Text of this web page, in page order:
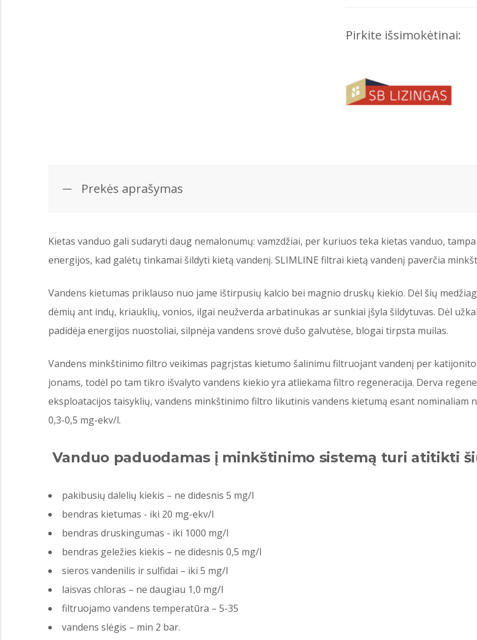
Pirkite išsimokėtinai:
Prekės aprašymas
Kietas vanduo gali sudaryti daug nemalonumų: vamzdžiai, per kuriuos teka kietas vanduo,
energijos, kad galėtų tinkamai šildyti kietą vandenį. SLIMLINE filtrai kietą vandenį paverčia
Vandens kietumas priklauso nuo jame ištirpusių kalcio bei magnio druskų kiekio. Dėl šių
dėmių ant indų, kriauklių, vonios, ilgai neužverda arbatinukas ar sunkiai įšyla šildytuvas. Dėl
padidėja energijos nuostoliai, silpnėja vandens srovė dušo galvutėse, blogai tirpsta muilas.
Vandens minkštinimo filtro veikimas pagrįstas kietumo šalinimu filtruojant vandenį per
jonams, todėl po tam tikro išvalyto vandens kiekio yra atliekama filtro regeneracija. Derva
eksploatacijos taisyklių, vandens minkštinimo filtro likutinis vandens kietumą esant nominaliam
0,3-0,5 mg-ekv/l.
Vanduo paduodamas į minkštinimo sistemą turi atitikti
pakibusių dalelių kiekis – ne didesnis 5 mg/l
bendras kietumas - iki 20 mg-ekv/l
bendras druskingumas - iki 1000 mg/l
bendras geležies kiekis – ne didesnis 0,5 mg/l
sieros vandenilis ir sulfidai – iki 5 mg/l
laisvas chloras – ne daugiau 1,0 mg/l
filtruojamo vandens temperatūra – 5-35
vandens slėgis – min 2 bar.